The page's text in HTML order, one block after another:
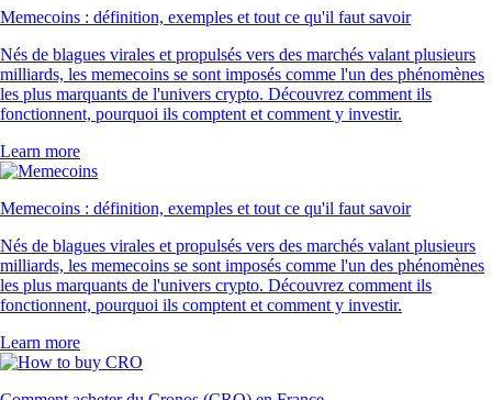
Memecoins : définition, exemples et tout ce qu'il faut savoir
Nés de blagues virales et propulsés vers des marchés valant plusieurs
milliards, les memecoins se sont imposés comme l'un des phénomènes
les plus marquants de l'univers crypto. Découvrez comment ils
fonctionnent, pourquoi ils comptent et comment y investir.
Learn more
Memecoins : définition, exemples et tout ce qu'il faut savoir
Nés de blagues virales et propulsés vers des marchés valant plusieurs
milliards, les memecoins se sont imposés comme l'un des phénomènes
les plus marquants de l'univers crypto. Découvrez comment ils
fonctionnent, pourquoi ils comptent et comment y investir.
Learn more